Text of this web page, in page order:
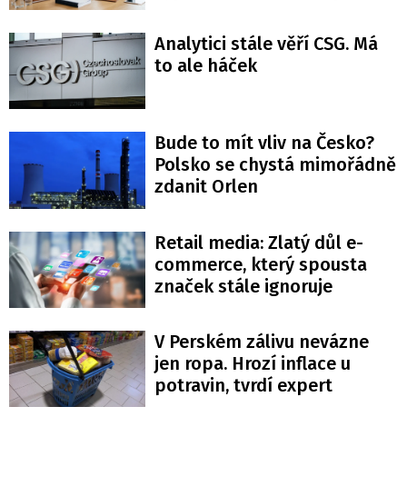
Analytici stále věří CSG. Má
to ale háček
Bude to mít vliv na Česko?
Polsko se chystá mimořádně
zdanit Orlen
Retail media: Zlatý důl e-
commerce, který spousta
značek stále ignoruje
V Perském zálivu nevázne
jen ropa. Hrozí inflace u
potravin, tvrdí expert